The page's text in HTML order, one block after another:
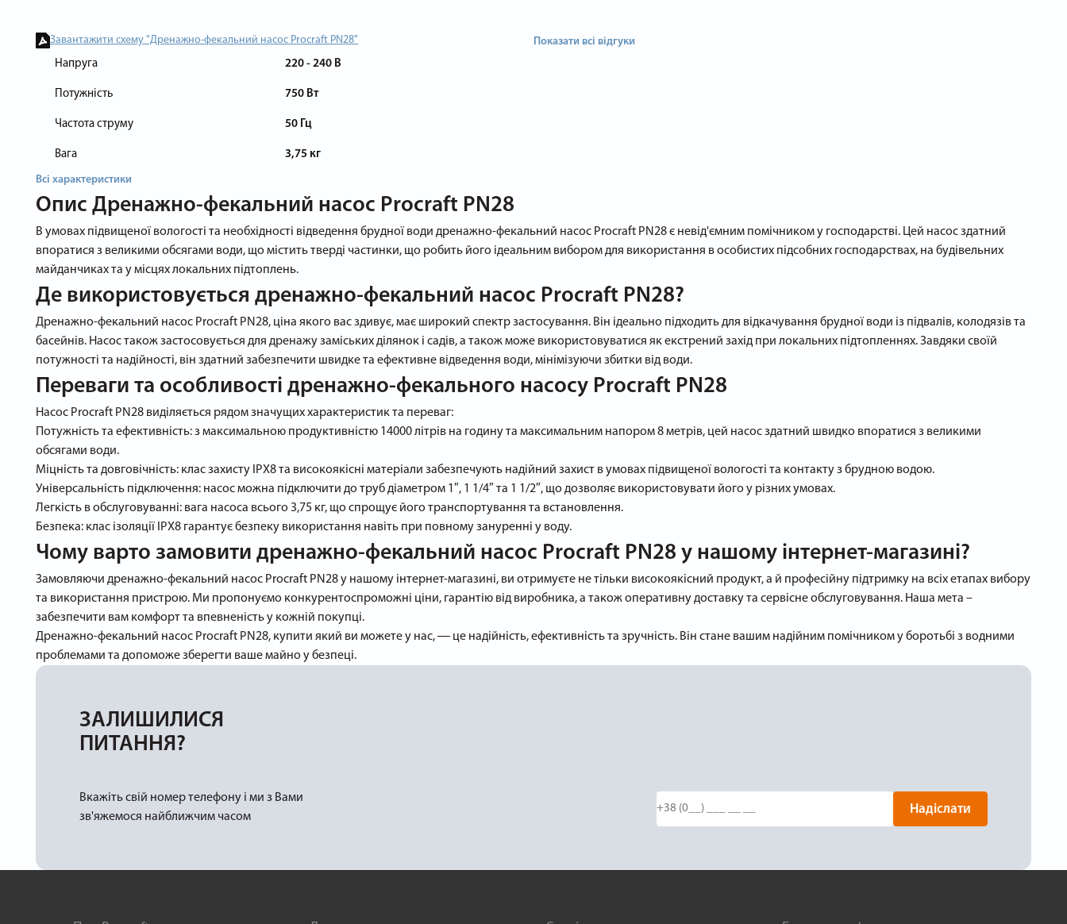
Завантажити схему "Дренажно-фекальний насос Procraft PN28"
Напруга
220 - 240 В
Потужність 750 Вт
Частота струму 50 Гц
Вага 3,75 кг
Всі характеристики
Показати всі відгуки
Опис Дренажно-фекальний насос Procraft PN28
В умовах підвищеної вологості та необхідності відведення брудної води дренажно-фекальний насос Procraft PN28 є невід'ємним помічником у господарстві. Цей насос здатний
впоратися з великими обсягами води, що містить тверді частинки, що робить його ідеальним вибором для використання в особистих підсобних господарствах, на будівельних
майданчиках та у місцях локальних підтоплень.
Де використовується дренажно-фекальний насос Procraft PN28?
Дренажно-фекальний насос Procraft PN28, ціна якого вас здивує, має широкий спектр застосування. Він ідеально підходить для відкачування брудної води із підвалів, колодязів та
басейнів. Насос також застосовується для дренажу заміських ділянок і садів, а також може використовуватися як екстрений захід при локальних підтопленнях. Завдяки своїй
потужності та надійності, він здатний забезпечити швидке та ефективне відведення води, мінімізуючи збитки від води.
Переваги та особливості дренажно-фекального насосу Procraft PN28
Насос Procraft PN28 виділяється рядом значущих характеристик та переваг:
Потужність та ефективність: з максимальною продуктивністю 14000 літрів на годину та максимальним напором 8 метрів, цей насос здатний швидко впоратися з великими
обсягами води.
Міцність та довговічність: клас захисту IPX8 та високоякісні матеріали забезпечують надійний захист в умовах підвищеної вологості та контакту з брудною водою.
Універсальність підключення: насос можна підключити до труб діаметром 1″, 1 1/4″ та 1 1/2″, що дозволяє використовувати його у різних умовах.
Легкість в обслуговуванні: вага насоса всього 3,75 кг, що спрощує його транспортування та встановлення.
Безпека: клас ізоляції IPX8 гарантує безпеку використання навіть при повному зануренні у воду.
Чому варто замовити дренажно-фекальний насос Procraft PN28 у нашому інтернет-магазині?
Замовляючи дренажно-фекальний насос Procraft PN28 у нашому інтернет-магазині, ви отримуєте не тільки високоякісний продукт, а й професійну підтримку на всіх етапах вибору
та використання пристрою. Ми пропонуємо конкурентоспроможні ціни, гарантію від виробника, а також оперативну доставку та сервісне обслуговування. Наша мета –
забезпечити вам комфорт та впевненість у кожній покупці.
Дренажно-фекальний насос Procraft PN28, купити який ви можете у нас, ― це надійність, ефективність та зручність. Він стане вашим надійним помічником у боротьбі з водними
проблемами та допоможе зберегти ваше майно у безпеці.
ЗАЛИШИЛИСЯ
ПИТАННЯ?
Вкажіть свій номер телефону і ми з Вами
зв'яжемося найближчим часом
Надіслати